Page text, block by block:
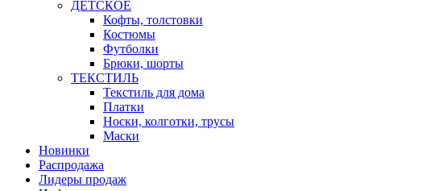
ДЕТСКОЕ
Кофты, толстовки
Костюмы
Футболки
Брюки, шорты
ТЕКСТИЛЬ
Текстиль для дома
Платки
Носки, колготки, трусы
Маски
Новинки
Распродажа
Лидеры продаж